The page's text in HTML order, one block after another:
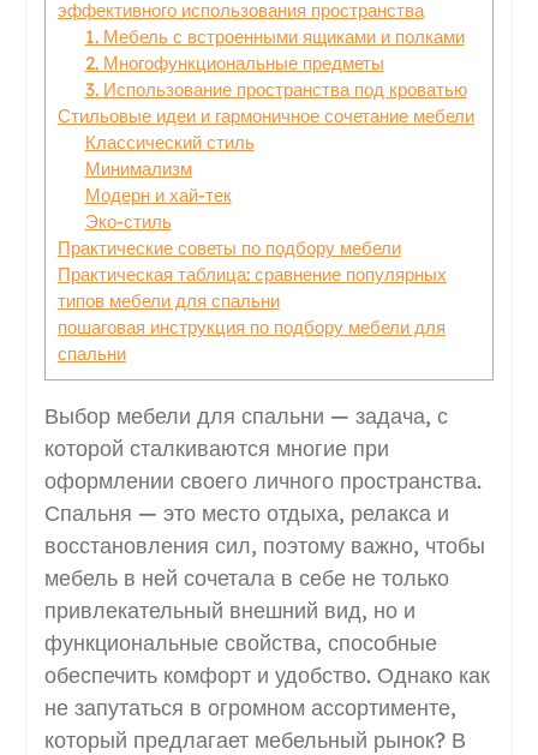
эффективного использования пространства
1. Мебель с встроенными ящиками и полками
2. Многофункциональные предметы
3. Использование пространства под кроватью
Стильовые идеи и гармоничное сочетание мебели
Классический стиль
Минимализм
Модерн и хай-тек
Эко-стиль
Практические советы по подбору мебели
Практическая таблица: сравнение популярных
типов мебели для спальни
пошаговая инструкция по подбору мебели для
спальни
Выбор мебели для спальни — задача, с
которой сталкиваются многие при
оформлении своего личного пространства.
Спальня — это место отдыха, релакса и
восстановления сил, поэтому важно, чтобы
мебель в ней сочетала в себе не только
привлекательный внешний вид, но и
функциональные свойства, способные
обеспечить комфорт и удобство. Однако как
не запутаться в огромном ассортименте,
который предлагает мебельный рынок? В